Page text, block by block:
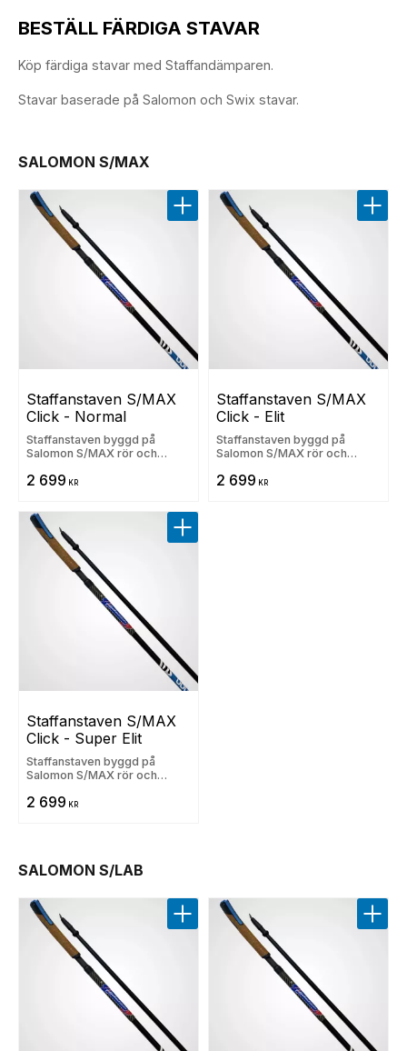
BESTÄLL FÄRDIGA STAVAR
Köp färdiga stavar med Staffandämparen.
Stavar baserade på Salomon och Swix stavar.
SALOMON S/MAX
Staffanstaven S/MAX
Click - Normal
Staffanstaven byggd på
Salomon S/MAX rör och
2 699 KR
Lägg till i favoriter
Staffanstaven S/MAX
Click - Elit
Staffanstaven byggd på
Salomon S/MAX rör och
2 699 KR
Lägg
Staffanstaven S/MAX
Click - Super Elit
Staffanstaven byggd på
Salomon S/MAX rör och
2 699 KR
Lägg till i favoriter
SALOMON S/LAB
Lägg till i favoriter Lägg